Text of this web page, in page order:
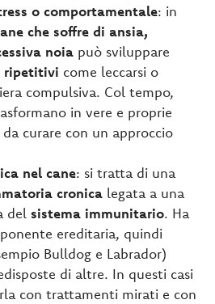
o comportamentale: in
che soffre di ansia,
noia può sviluppare
ripetitivi come leccarsi o
compulsiva. Col tempo,
in vere e proprie
curare con un approccio
nel cane: si tratta di una
cronica legata a una
del sistema immunitario. Ha
ereditaria, quindi
Bulldog e Labrador)
di altre. In questi casi
con trattamenti mirati e con